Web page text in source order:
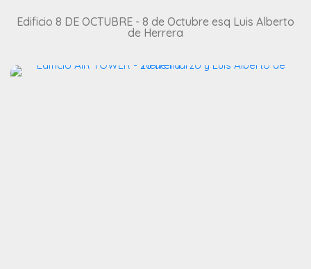
Edificio 8 DE OCTUBRE - 8 de Octubre esq Luis Alberto
de Herrera